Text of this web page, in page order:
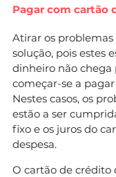
Pagar com cartão
Atirar os
solução, pois estes
dinheiro não chega
começar-se a
Nestes casos, os
estão a ser
fixo e os juros do
despesa.
O cartão de crédito